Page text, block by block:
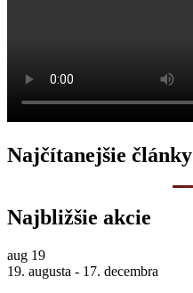
Najčítanejšie články
Najbližšie akcie
aug 19
19. augusta - 17. decembra